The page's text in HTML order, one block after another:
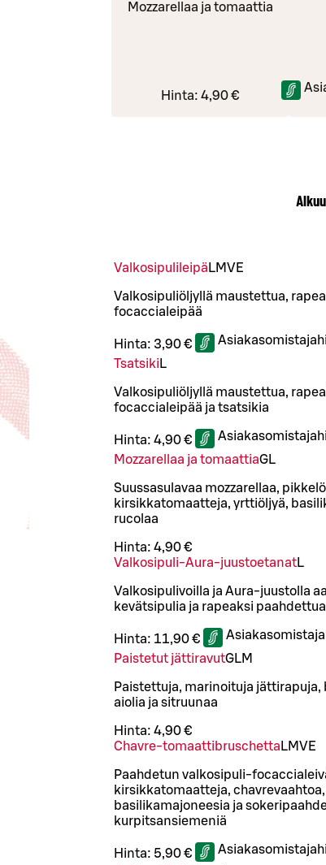
Mozzarellaa ja tomaattia
Hinta: 4,90 €
Valkosipulileipä LMVE
Valkosipuliöljyllä maustettua,
focaccialeipää
Hinta: 3,90 €
Tsatsiki L
Valkosipuliöljyllä maustettua,
focaccialeipää ja tsatsikia
Hinta: 4,90 €
Mozzarellaa ja tomaattiaGL
Suussasulavaa mozzarellaa,
kirsikkatomaatteja, yrttiöljyä,
rucolaa
Hinta: 4,90 €
Valkosipuli-Aura-juustoetanatL
Valkosipulivoilla ja Aura-juustolla
kevätsipulia ja rapeaksi
Hinta: 11,90 €
Paistetut jättiravutGLM
Paistettuja, marinoituja jättirapuja,
aiolia ja sitruunaa
Hinta: 4,90 €
Chavre-tomaattibruschetta LMVE
Paahdetun valkosipuli-
kirsikkatomaatteja,
basilikamajoneesia ja
kurpitsansiemeniä
Hinta: 5,90 €